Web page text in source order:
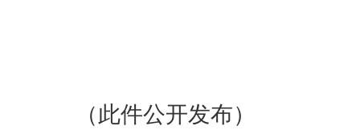
（此件公开发布）